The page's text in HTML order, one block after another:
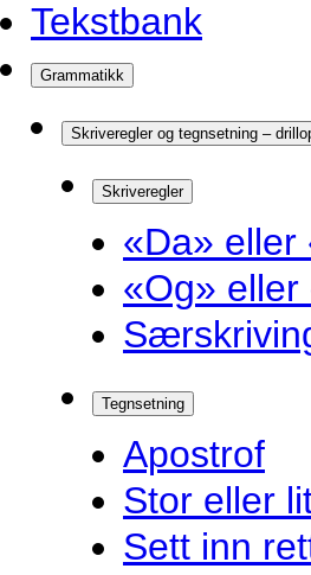
Tekstbank
Grammatikk
Skriveregler og tegnsetning –
Skriveregler
«Da» eller
«Og» eller
Tegnsetning
Apostrof
Stor eller
Sett inn